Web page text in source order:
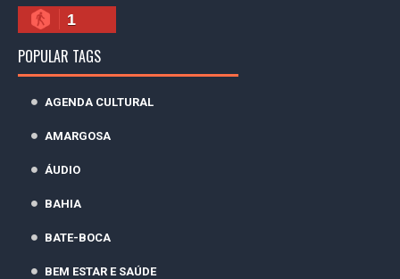
1
POPULAR TAGS
AGENDA CULTURAL
AMARGOSA
ÁUDIO
BAHIA
BATE-BOCA
BEM ESTAR E SAÚDE